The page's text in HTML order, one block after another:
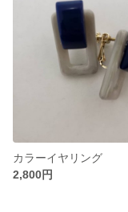
カラーイヤリング
2,800円